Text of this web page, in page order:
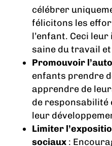
célébrer
félicitons les
l’enfant. Ceci
saine du travail
Promouvoir
enfants prendre
apprendre de
de responsabilité
leur
Limiter
sociaux: